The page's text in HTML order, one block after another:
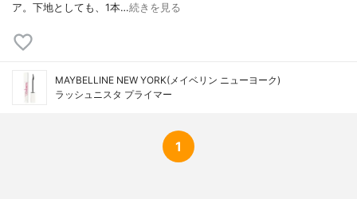
ア。下地としても、1本…続きを見る
MAYBELLINE NEW YORK(メイベリン ニューヨーク)
ラッシュニスタ プライマー
1